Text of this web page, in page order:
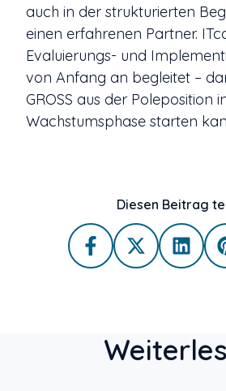
auch in der strukturierten
einen erfahrenen Partner.
Evaluierungs- und
von Anfang an begleitet –
GROSS aus der Poleposition
Wachstumsphase starten
Diesen Beitrag